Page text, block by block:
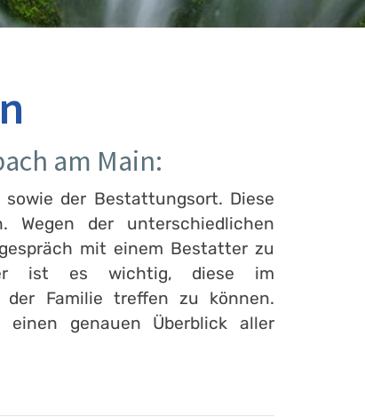
am Main:
der Bestattungsort. Diese
der unterschiedlichen
mit einem Bestatter zu
ist es wichtig, diese im
der Familie treffen zu können.
genauen Überblick aller